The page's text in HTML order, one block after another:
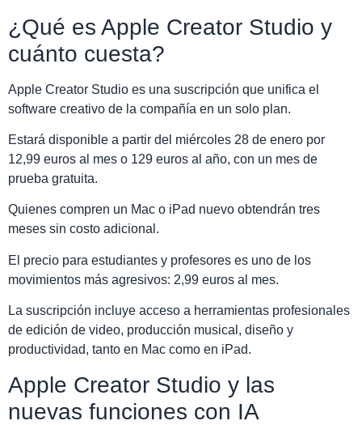
¿Qué es Apple Creator Studio y
cuánto cuesta?
Apple Creator Studio es una suscripción que unifica el
software creativo de la compañía en un solo plan.
Estará disponible a partir del miércoles 28 de enero por
12,99 euros al mes o 129 euros al año, con un mes de
prueba gratuita.
Quienes compren un Mac o iPad nuevo obtendrán tres
meses sin costo adicional.
El precio para estudiantes y profesores es uno de los
movimientos más agresivos: 2,99 euros al mes.
La suscripción incluye acceso a herramientas profesionales
de edición de video, producción musical, diseño y
productividad, tanto en Mac como en iPad.
Apple Creator Studio y las
nuevas funciones con IA